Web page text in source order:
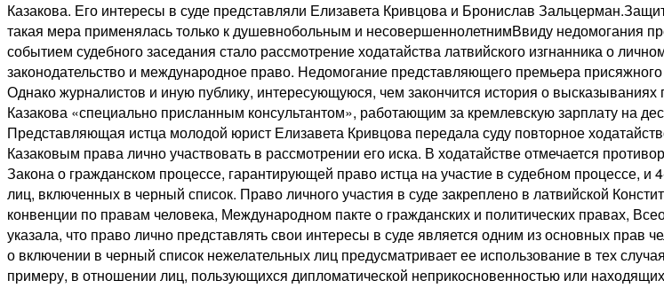
Казакова. Его интересы в суде представляли Елизавета Кривцова и Бронислав
такая мера применялась только к душевнобольным и несовершеннолетнимВвиду недомогания
событием судебного заседания стало рассмотрение ходатайства латвийского изгнанника о
законодательство и международное право. Недомогание представляющего премьера
Однако журналистов и иную публику, интересующуюся, чем закончится история о
Казакова «специально присланным консультантом», работающим за кремлевскую зарплату на
Представляющая истца молодой юрист Елизавета Кривцова передала суду повторное
Казаковым права лично участвовать в рассмотрении его иска. В ходатайстве отмечается
Закона о гражданском процессе, гарантирующей право истца на участие в судебном процессе,
лиц, включенных в черный список. Право личного участия в суде закреплено в латвийской
конвенции по правам человека, Международном пакте о гражданских и политических правах,
указала, что право лично представлять свои интересы в суде является одним из основных прав
о включении в черный список нежелательных лиц предусматривает ее использование в тех
примеру, в отношении лиц, пользующихся дипломатической неприкосновенностью или